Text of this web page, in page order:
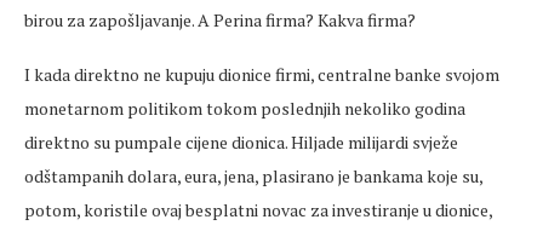
birou za zapošljavanje. A Perina firma? Kakva firma?
I kada direktno ne kupuju dionice firmi, centralne banke svojom
monetarnom politikom tokom poslednjih nekoliko godina
direktno su pumpale cijene dionica. Hiljade milijardi svježe
odštampanih dolara, eura, jena, plasirano je bankama koje su,
potom, koristile ovaj besplatni novac za investiranje u dionice,